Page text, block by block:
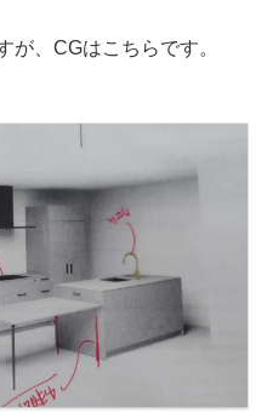
が、CGはこちらです。